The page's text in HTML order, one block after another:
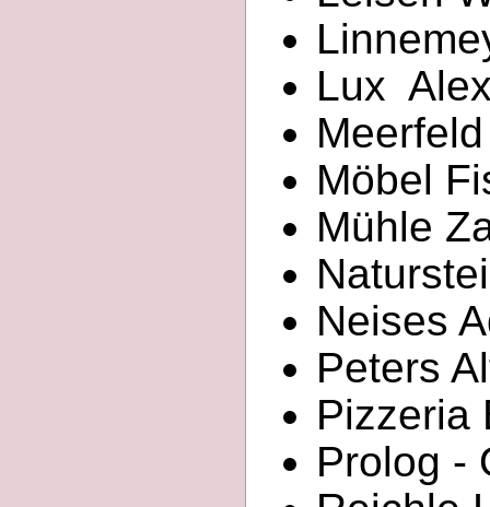
Lux
Möbel
Mühle
Neises
Peters
Pizzeria
Prolog -